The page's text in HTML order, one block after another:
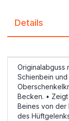
Details
Originalabguss
Schienbein
Becken. •
Beines von der
des